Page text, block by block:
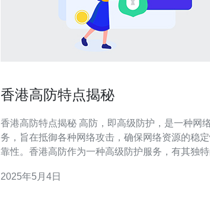
香港高防特点揭秘
香港高防特点揭秘 高防，即高级防护，是一种网络安全服
务，旨在抵御各种网络攻击，确保网络资源的稳
靠性。香港高防作为一种高级防护服务，有其独
和设备，能够有效抵御各种DDoS（分布式拒绝服
2025年5月4日